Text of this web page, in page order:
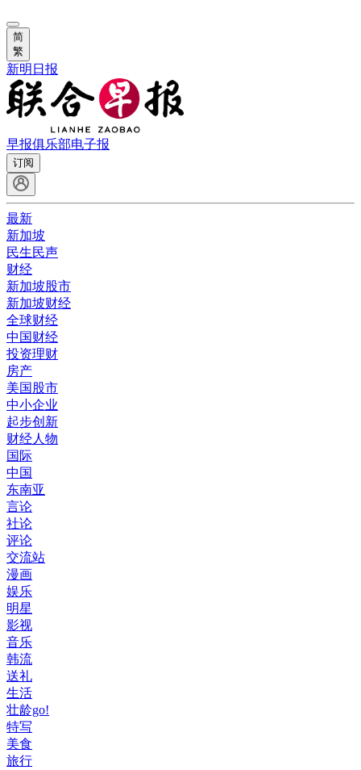
简
繁
新明日报
早报俱乐部电子报
订阅
最新
新加坡
民生民声
财经
新加坡股市
新加坡财经
全球财经
中国财经
投资理财
房产
美国股市
中小企业
起步创新
财经人物
国际
中国
东南亚
言论
社论
评论
交流站
漫画
娱乐
明星
影视
音乐
韩流
送礼
生活
壮龄go!
特写
美食
旅行